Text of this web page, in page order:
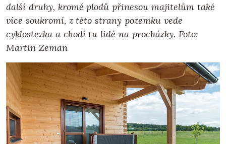
další druhy, kromě plodů přinesou majitelům také
více soukromí, z této strany pozemku vede
cyklostezka a chodí tu lidé na procházky. Foto:
Martin Zeman